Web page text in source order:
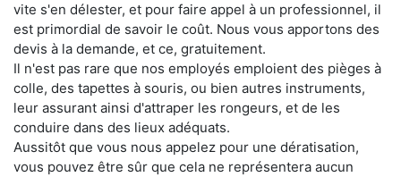
vite s'en délester, et pour faire appel à un professionnel, il
est primordial de savoir le coût. Nous vous apportons des
devis à la demande, et ce, gratuitement.
Il n'est pas rare que nos employés emploient des pièges à
colle, des tapettes à souris, ou bien autres instruments,
leur assurant ainsi d'attraper les rongeurs, et de les
conduire dans des lieux adéquats.
Aussitôt que vous nous appelez pour une dératisation,
vous pouvez être sûr que cela ne représentera aucun